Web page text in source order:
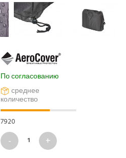
По согласованию
среднее
количество
7920